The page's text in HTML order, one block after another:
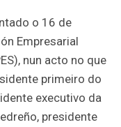
o 16 de
Empresarial
nun acto no que
primeiro do
executivo da
presidente